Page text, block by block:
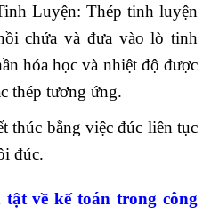
Luyện: Thép tinh luyện
chứa và đưa vào lò tinh
hóa học và nhiệt độ được
thép tương ứng.
thúc bằng việc đúc liên tục
đúc.
tật về kế toán trong công